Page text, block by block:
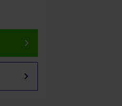
keyboard_arrow_right
keyboard_arrow_right